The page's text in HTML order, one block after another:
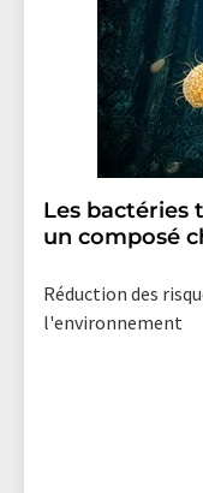
Les bactéries
un composé
Réduction des
l'environnement